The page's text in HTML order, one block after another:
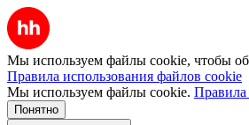
Мы используем файлы cookie, чтобы
Правила использования файлов cookie
Мы используем файлы cookie. Правила
Понятно